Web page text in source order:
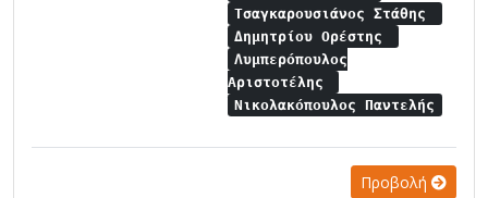
Τσαγκαρουσιάνος Στάθης
Δημητρίου Ορέστης
Λυμπερόπουλος
Αριστοτέλης
Νικολακόπουλος Παντελής
Προβολή